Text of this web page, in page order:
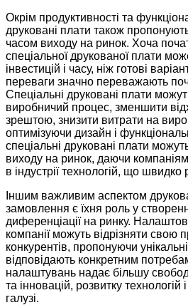
Окрім продуктивності та
друковані плати також
часом виходу на ринок. Хоча
спеціальної друкованої плати
інвестицій і часу, ніж готові
переваги значно переважають
Спеціальні друковані плати
виробничий процес, зменшити
зрештою, знизити витрати на
оптимізуючи дизайн і
спеціальні друковані плати
виходу на ринок, даючи
в індустрії технологій, що швидко
Іншим важливим аспектом
замовлення є їхня роль у
диференціації на ринку.
компанії можуть відрізняти свою
конкурентів, пропонуючи унікальні
відповідають конкретним
налаштувань надає більшу
та інновацій, розвитку технологій
галузі.